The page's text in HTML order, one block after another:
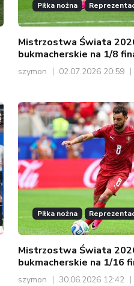
Piłka nożna
Mistrzostwa Świata
bukmacherskie na 1/8
szymon 02.07.2026 20:59
Piłka nożna
Mistrzostwa Świata
bukmacherskie na 1/16
szymon 30.06.2026 12:42